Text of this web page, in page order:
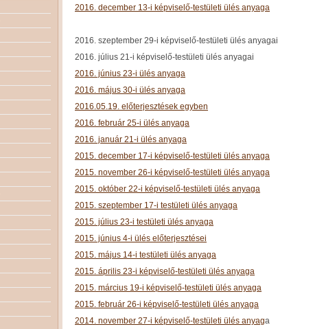
2016. december 13-i képviselő-testületi ülés anyaga
2016. szeptember 29-i képviselő-testületi ülés anyagai
2016. július 21-i képviselő-testületi ülés anyagai
2016. június 23-i ülés anyaga
2016. május 30-i ülés anyaga
2016.05.19. előterjesztések egyben
2016. február 25-i ülés anyaga
2016. január 21-i ülés anyaga
2015. december 17-i képviselő-testületi ülés anyaga
2015. november 26-i képviselő-testületi ülés anyaga
2015. október 22-i képviselő-testületi ülés anyaga
2015. szeptember 17-i testületi ülés anyaga
2015. július 23-i testületi ülés anyaga
2015. június 4-i ülés előterjesztései
2015. május 14-i testületi ülés anyaga
2015. április 23-i képviselő-testületi ülés anyaga
2015. március 19-i képviselő-testületi ülés anyaga
2015. február 26-i képviselő-testületi ülés anyaga
2014. november 27-i képviselő-testületi ülés anyaga